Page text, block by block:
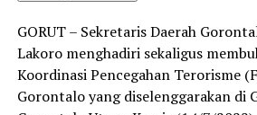
GORUT – Sekretaris Daerah
Lakoro menghadiri sekaligus
Koordinasi Pencegahan Terorisme
Gorontalo yang diselenggarakan di